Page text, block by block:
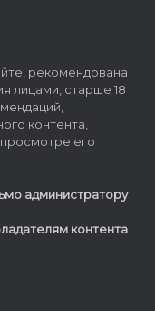
рекомендована
лицами, старше 18
контента,
его
администратору
контента